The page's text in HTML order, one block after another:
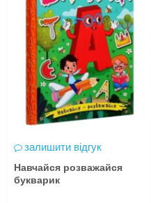
залишити відгук
Навчайся розважайся
букварик